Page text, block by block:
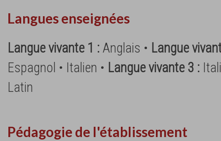
Langues enseignées
Langue vivante 1 :Anglais • Langue
Espagnol • Italien • Langue vivante 3 :
Latin
Pédagogie de l'établissement